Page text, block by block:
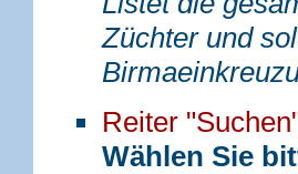
Züchter und
Reiter
Wählen Sie